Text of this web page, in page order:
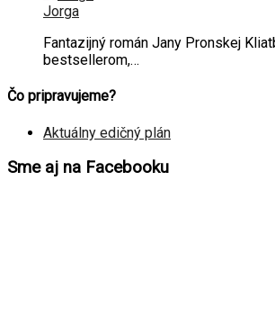
Jorga
Fantazijný román Jany Pronskej
bestsellerom,…
Čo pripravujeme?
Aktuálny edičný plán
Sme aj na Facebooku